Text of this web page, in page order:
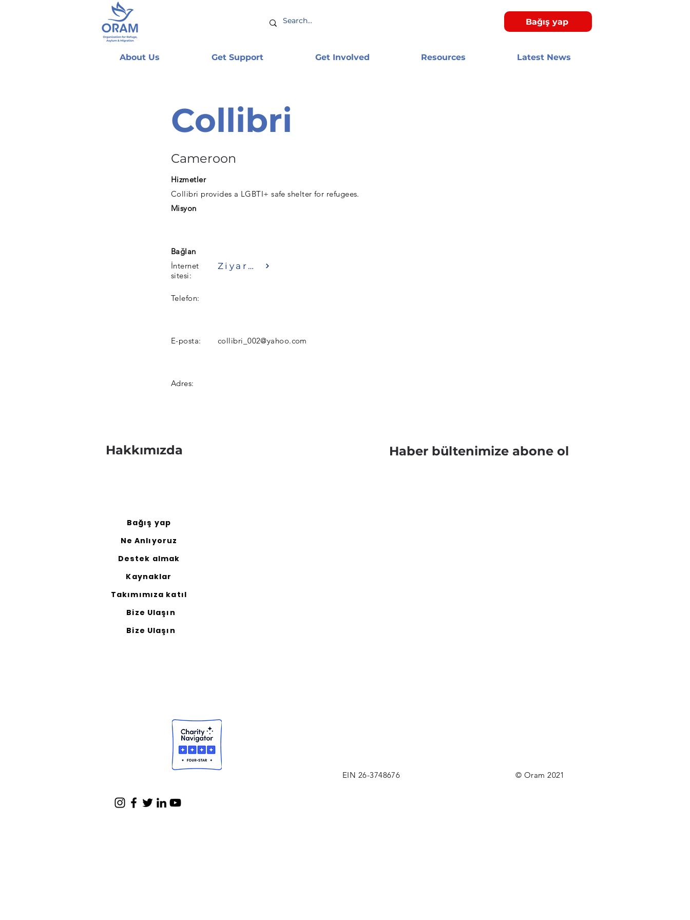
Bağış yap
About Us Get Support Get Involved Resources Latest News
Collibri
Cameroon
Hizmetler
Collibri provides a LGBTI+ safe shelter for refugees.
Misyon
Bağlan
İnternet
sitesi:
Ziyaret etmek
Telefon:
E-posta: collibri_002@yahoo.com
Adres:
Hakkımızda
Bağış yap
Ne Anlıyoruz
Destek almak
Kaynaklar
Takımımıza katıl
Bize Ulaşın
Bize Ulaşın
Haber bültenimize abone ol
EIN 26-3748676 © Oram 2021